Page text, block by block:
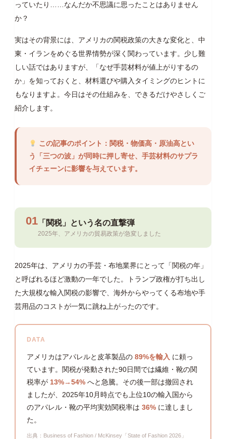
っていたり……なんだか不思議に思ったことはありません
か？
実はその背景には、アメリカの関税政策の大きな変化と、中
東・イランをめぐる世界情勢が深く関わっています。少し難
しい話ではありますが、「なぜ手芸材料が値上がりするの
か」を知っておくと、材料選びや購入タイミングのヒントに
もなりますよ。今日はその仕組みを、できるだけやさしくご
紹介します。
この記事のポイント：関税・物価高・原油高とい
う「三つの波」が同時に押し寄せ、手芸材料のサプラ
イチェーンに影響を与えています。
01 「関税」という名の直撃弾
2025年、アメリカの貿易政策が急変しました
2025年は、アメリカの手芸・布地業界にとって「関税の年」
と呼ばれるほど激動の一年でした。トランプ政権が打ち出し
た大規模な輸入関税の影響で、海外からやってくる布地や手
芸用品のコストが一気に跳ね上がったのです。
DATA
アメリカはアパレルと皮革製品の 89%を輸入 に頼っ
ています。関税が発動された90日間では繊維・靴の関
税率が 13%→54%へと急騰。その後一部は撤回され
ましたが、2025年10月時点でも上位10の輸入国から
のアパレル・靴の平均実効関税率は 36%に達しまし
た。
出典：Business of Fashion / McKinsey「State of Fashion 2026」